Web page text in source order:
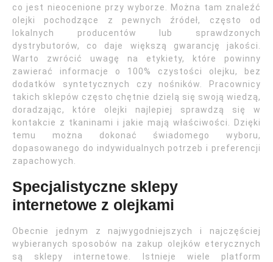
co jest nieocenione przy wyborze. Można tam znaleźć
olejki pochodzące z pewnych źródeł, często od
lokalnych producentów lub sprawdzonych
dystrybutorów, co daje większą gwarancję jakości.
Warto zwrócić uwagę na etykiety, które powinny
zawierać informacje o 100% czystości olejku, bez
dodatków syntetycznych czy nośników. Pracownicy
takich sklepów często chętnie dzielą się swoją wiedzą,
doradzając, które olejki najlepiej sprawdzą się w
kontakcie z tkaninami i jakie mają właściwości. Dzięki
temu można dokonać świadomego wyboru,
dopasowanego do indywidualnych potrzeb i preferencji
zapachowych.
Specjalistyczne sklepy
internetowe z olejkami
Obecnie jednym z najwygodniejszych i najczęściej
wybieranych sposobów na zakup olejków eterycznych
są sklepy internetowe. Istnieje wiele platform